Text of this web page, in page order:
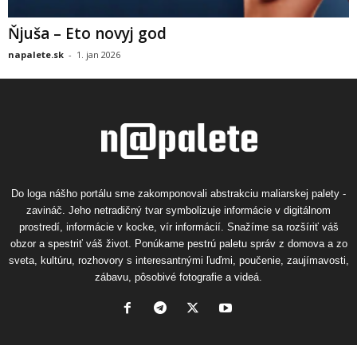
Ňjuša – Eto novyj god
napalete.sk - 1. jan 2026
Do loga nášho portálu sme zakomponovali abstrakciu maliarskej palety -
zavináč. Jeho netradičný tvar symbolizuje informácie v digitálnom
prostredí, informácie v kocke, vír informácií. Snažíme sa rozšíriť váš
obzor a spestriť váš život. Ponúkame pestrú paletu správ z domova a zo
sveta, kultúru, rozhovory s interesantnými ľuďmi, poučenie, zaujímavosti,
zábavu, pôsobivé fotografie a videá.